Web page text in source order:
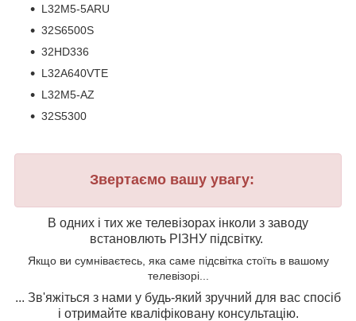
L32M5-5ARU
32S6500S
32HD336
L32A640VTE
L32M5-AZ
32S5300
Звертаємо вашу увагу:
В одних і тих же телевізорах інколи з заводу
встановлють РІЗНУ підсвітку.
Якщо ви сумніваєтесь, яка саме підсвітка стоїть в вашому
телевізорі...
... Зв'яжіться з нами у будь-який зручний для вас спосіб
і отримайте кваліфіковану консультацію.